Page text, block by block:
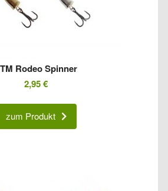
Rodeo Spinner
2,95€
zum Produkt